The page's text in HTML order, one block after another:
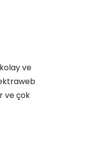
ve
ve çok